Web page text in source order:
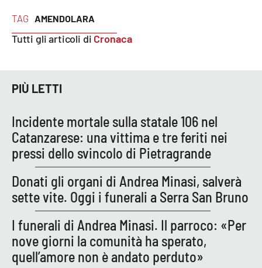
TAG AMENDOLARA
Tutti gli articoli di Cronaca
PIÙ LETTI
Incidente mortale sulla statale 106 nel
Catanzarese: una vittima e tre feriti nei
pressi dello svincolo di Pietragrande
Donati gli organi di Andrea Minasi, salverà
sette vite. Oggi i funerali a Serra San Bruno
I funerali di Andrea Minasi. Il parroco: «Per
nove giorni la comunità ha sperato,
quell’amore non è andato perduto»